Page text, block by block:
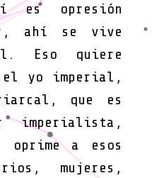
es opresión
ahí se vive
Eso quiere
yo imperial,
que es
imperialista,
a esos
mujeres,